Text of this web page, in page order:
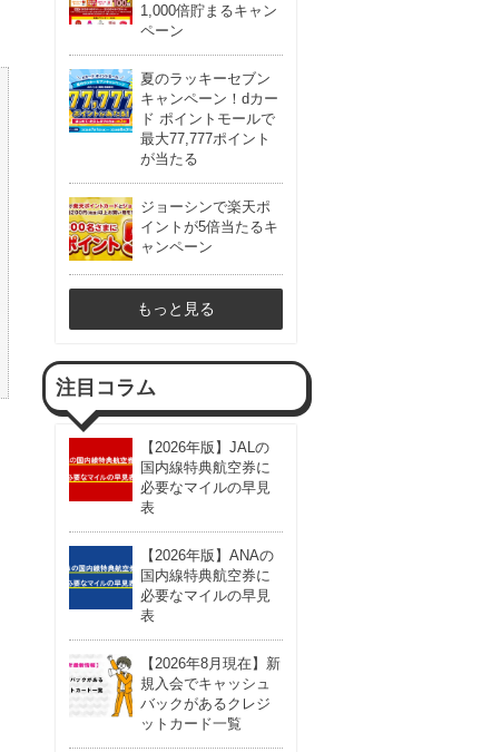
1,000倍貯まるキャン
ペーン
夏のラッキーセブン
キャンペーン！dカー
ド ポイントモールで
最大77,777ポイント
が当たる
ジョーシンで楽天ポ
イントが5倍当たるキ
ャンペーン
もっと見る
注目コラム
【2026年版】JALの
国内線特典航空券に
必要なマイルの早見
表
【2026年版】ANAの
国内線特典航空券に
必要なマイルの早見
表
【2026年8月現在】新
規入会でキャッシュ
バックがあるクレジ
ットカード一覧